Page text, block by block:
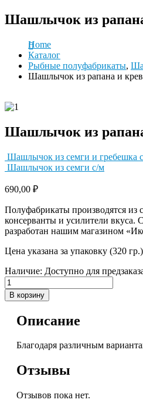
Шашлычок из
Home
Каталог
Рыбные полуфабрикаты,
Шашлычок из рапана и
Шашлычок из
Шашлычок из семги и гребешка
Шашлычок из семги с/м
690,00 ₽
Полуфабрикаты производятся из
консерванты и усилители вкуса.
разработан нашим магазином
Цена указана за упаковку (320 гр.)
Наличие: Доступно для
В корзину
Описание
Благодаря различным
Отзывы
Отзывов пока нет.